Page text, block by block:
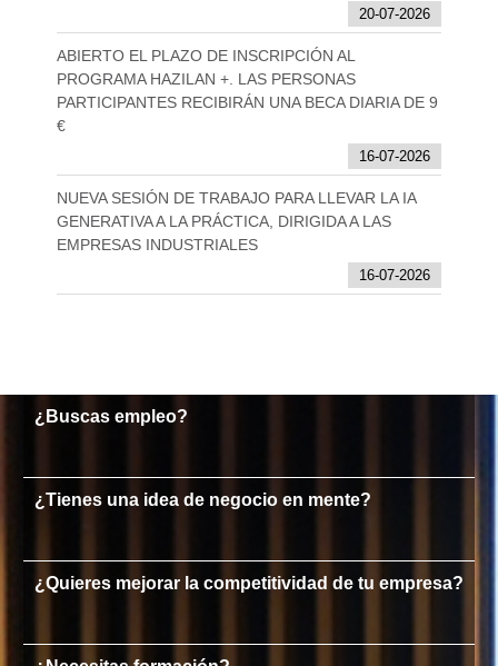
20-07-2026
ABIERTO EL PLAZO DE INSCRIPCIÓN AL
PROGRAMA HAZILAN +. LAS PERSONAS
PARTICIPANTES RECIBIRÁN UNA BECA DIARIA DE 9
€
16-07-2026
NUEVA SESIÓN DE TRABAJO PARA LLEVAR LA IA
GENERATIVA A LA PRÁCTICA, DIRIGIDA A LAS
EMPRESAS INDUSTRIALES
16-07-2026
¿Buscas empleo?
¿Tienes una idea de negocio en mente?
¿Quieres mejorar la competitividad de tu empresa?